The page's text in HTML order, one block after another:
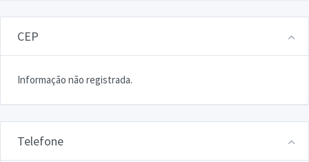
CEP
Informação não registrada.
Telefone